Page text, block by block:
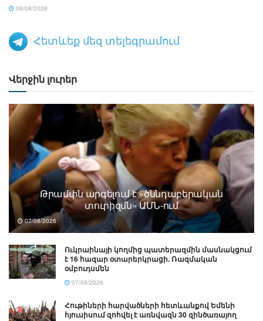
06/08/2026
Հետևեք մեզ տելեգրամում
Վերջին լուրեր
Թրամփն արգելում է «ծննդաբերական
տուրիզմն» ԱՄՆ-ում
07/08/2026
Ուկրաինայի կողմից պատերազմին մասնակցում
է 16 հազար օտարերկրացի. Ռազմական
օմբուդսմեն
07/08/2026
Հութիների հարվածների հետևանքով Եմենի
հյուսիսում զոհվել է առնվազն 30 զինծառայող